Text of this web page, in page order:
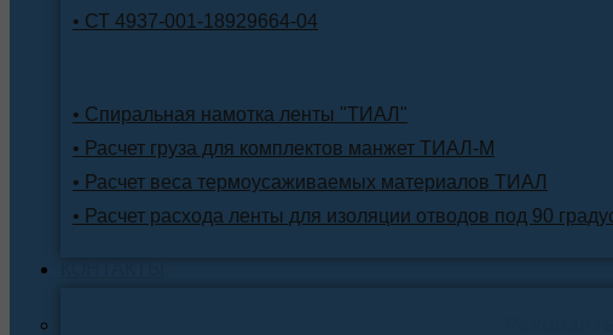
• СТ 4937-001-18929664-04
• Спиральная намотка ленты "ТИАЛ"
• Расчет груза для комплектов манжет ТИАЛ-М
• Расчет веса термоусаживаемых материалов ТИАЛ
• Расчет расхода ленты для изоляции отводов под 90